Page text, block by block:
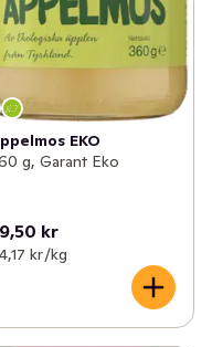
EKO
g, Garant Eko
kr
kr /kg